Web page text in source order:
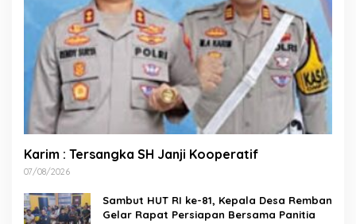
Karim : Tersangka SH Janji Kooperatif
07/08/2026
Sambut HUT RI ke-81, Kepala Desa Remban
Gelar Rapat Persiapan Bersama Panitia